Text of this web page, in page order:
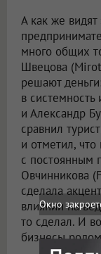
А как же видят
много общих
Швецова
решают
в системность
и Александр
сравнил
и отметил, что
с постоянным
Овчинникова
сделала
влиянии на
то сделал. И
бизнесы
Окно